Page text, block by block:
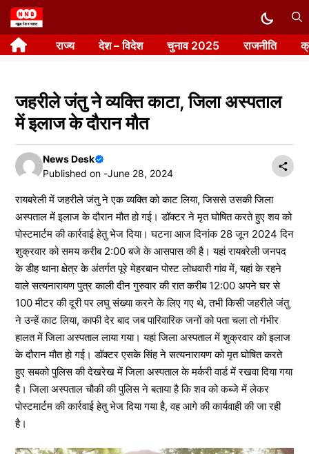
Skip
to
content राज्य देश – विदेश चुनाव 2025 राजनीति
जहरीले जंतु ने व्यक्ति काटा, जिला अस्पताल
में इलाज के दौरान मौत
News Desk
Published on -June 28, 2024
रायबरेली में जहरीले जंतु ने एक व्यक्ति को काट लिया, जिससे उसकी जिला
अस्पताल में इलाज के दौरान मौत हो गई। डॉक्टर ने मृत घोषित करते हुए शव को
पोस्टमार्टम की कार्रवाई हेतु भेज दिया। घटना आज दिनांक 28 जून 2024 दिन
शुक्रवार को समय करीब 2:00 बजे के आसपास की है। यहां रायबरेली जनपद
के डीह थाना क्षेत्र के अंतर्गत पूरे मेहरबान पोस्ट लोधवारी गांव में, यहां के रहने
वाले सत्यनारायण पुत्र काली दीन गुरुवार की रात करीब 12:00 अपने घर से
100 मीटर की दूरी पर लघु संख्या करने के लिए गए थे, तभी किसी जहरीले जंतु
ने उन्हें काट लिया, काफी देर बाद जब पारिवारिक जनों को पता चला तो गंभीर
हालत में जिला अस्पताल लाया गया। यहां जिला अस्पताल में शुक्रवार को इलाज
के दौरान मौत हो गई। डॉक्टर एसके सिंह ने सत्यनारायण को मृत घोषित करते
हुए सबको पुलिस की देखरेख में जिला अस्पताल के मर्करी वार्ड में रखवा दिया गया
है। जिला अस्पताल चौकी की पुलिस ने बताया है कि शव को कब्जे में लेकर
पोस्टमार्टम की कार्रवाई हेतु भेज दिया गया है, वह आगे की कार्यवाही की जा रही
है।